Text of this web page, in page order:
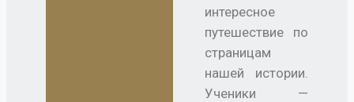
интересное
путешествие по
страницам
нашей истории.
Ученики —